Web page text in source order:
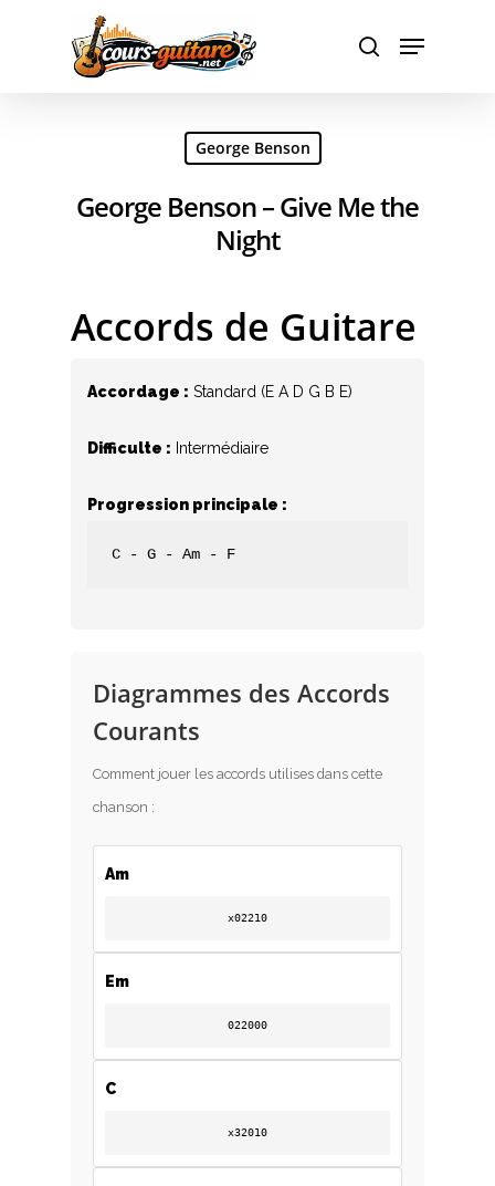
Hit enter to search or ESC to close
George Benson
George Benson – Give Me the
Night
Accords de Guitare
Accordage : Standard (E A D G B E)
Difficulte : Intermédiaire
Progression principale :
C - G - Am - F
Diagrammes des Accords
Courants
Comment jouer les accords utilises dans cette
chanson :
Am
x02210
Em
022000
C
x32010